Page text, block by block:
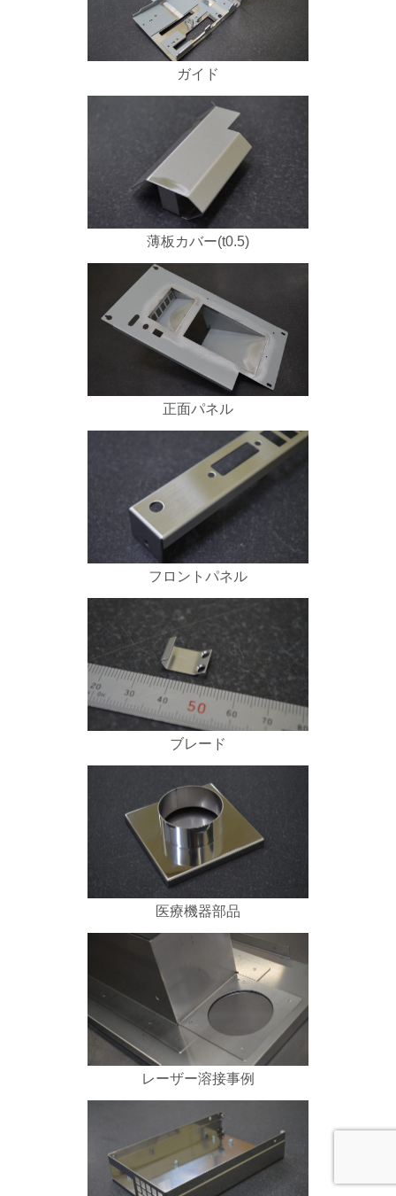
ガイド
薄板カバー(t0.5)
正面パネル
フロントパネル
ブレード
医療機器部品
レーザー溶接事例